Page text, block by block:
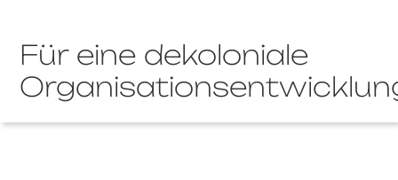
Für eine dekoloniale